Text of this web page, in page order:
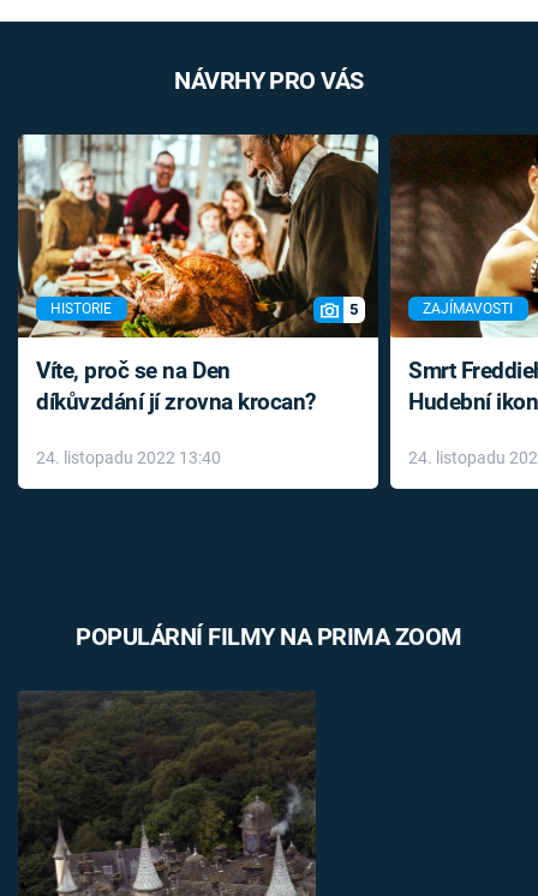
NÁVRHY PRO VÁS
HISTORIE 5
Víte, proč se na Den
díkůvzdání jí zrovna krocan?
24. listopadu 2022 13:40
ZAJÍMAVOSTI
Smrt
Hudební
léky
24. listopadu
POPULÁRNÍ FILMY NA PRIMA ZOOM